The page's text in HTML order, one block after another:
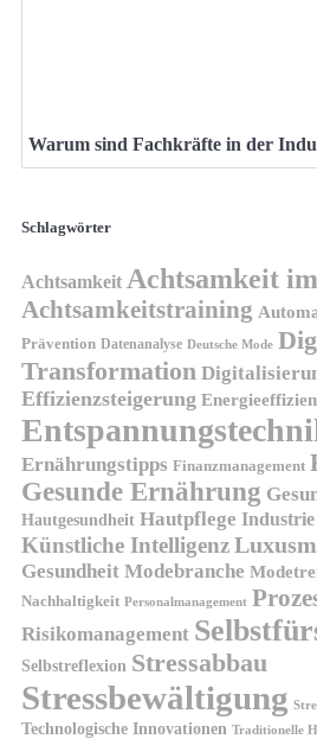
Warum sind Fachkräfte in der
Schlagwörter
Achtsamkeit Achtsamkeit
Achtsamkeitstraining
Prävention Datenanalyse Deutsche Mode
Transformation
Effizienzsteigerung
Ernährungstipps Finanzmanagement
Gesunde Ernährung
Hautgesundheit Hautpflege Industrie
Künstliche Intelligenz
Gesundheit Modebranche
Nachhaltigkeit Personalmanagement
Risikomanagement
Selbstreflexion Stressabbau
Stressbewältigung
Technologische Innovationen Traditionelle